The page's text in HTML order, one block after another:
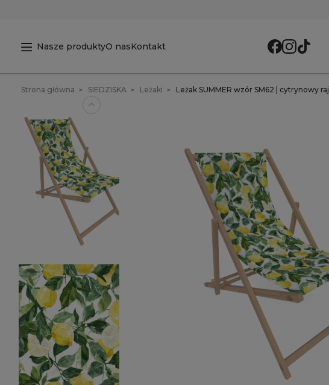
Nasze produktyO nasKontakt
Strona główna SIEDZISKA Leżaki Leżak SUMMER wzór SM62 | cytrynowy raj